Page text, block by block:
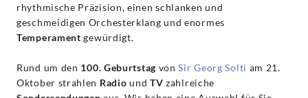
rhythmische Präzision, einen schlanken und
geschmeidigen Orchesterklang und enormes
Temperamentgewürdigt.
Rund um den 100. Geburtstag vonSir Georg Solti am 21.
Oktober strahlen Radiound TVzahlreiche